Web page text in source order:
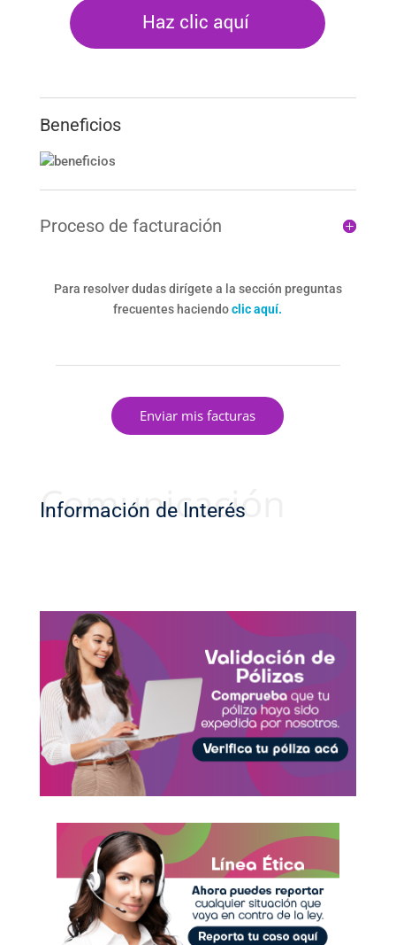
Beneficios
Proceso de facturación
Para resolver dudas dirígete a la sección preguntas
frecuentes haciendoclic aquí.
Enviar mis facturas
Comunicación
Información de Interés